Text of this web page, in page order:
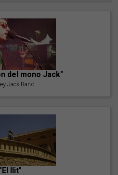
del mono Jack"
Jack Band
"El llit"